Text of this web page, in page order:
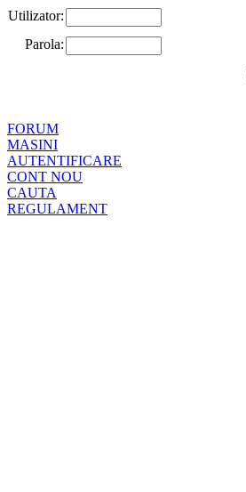
Utilizator:
Parola:
FORUM
MASINI
AUTENTIFICARE
CONT NOU
CAUTA
REGULAMENT